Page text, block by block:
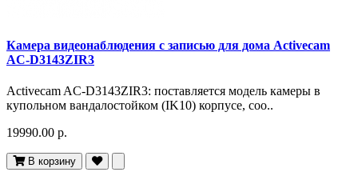
Камера видеонаблюдения с записью для дома Activecam
AC-D3143ZIR3
Activecam AC-D3143ZIR3: поставляется модель камеры в
купольном вандалостойком (IK10) корпусе, соо..
19990.00 р.
В корзину